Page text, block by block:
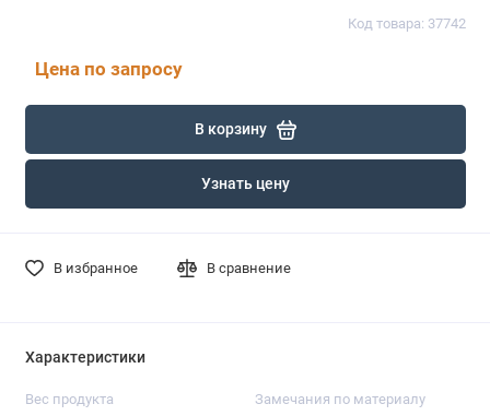
Код товара: 37742
Цена по запросу
В корзину
Узнать цену
В избранное В сравнение
Характеристики
Вес продукта Замечания по материалу